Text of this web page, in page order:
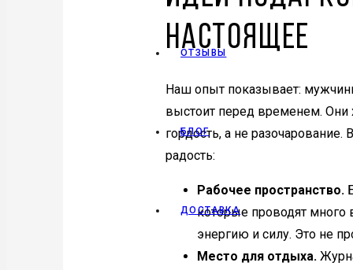
ОТЗЫВЫ
БЛОГ
ДОСТАВКА
настоящее
Наш опыт показывает:
выстоит перед временем. Они
гордость, а не разочарование.
радость:
Рабочее пространство.
которые проводят много
энергию и силу. Это не
Место для отдыха.